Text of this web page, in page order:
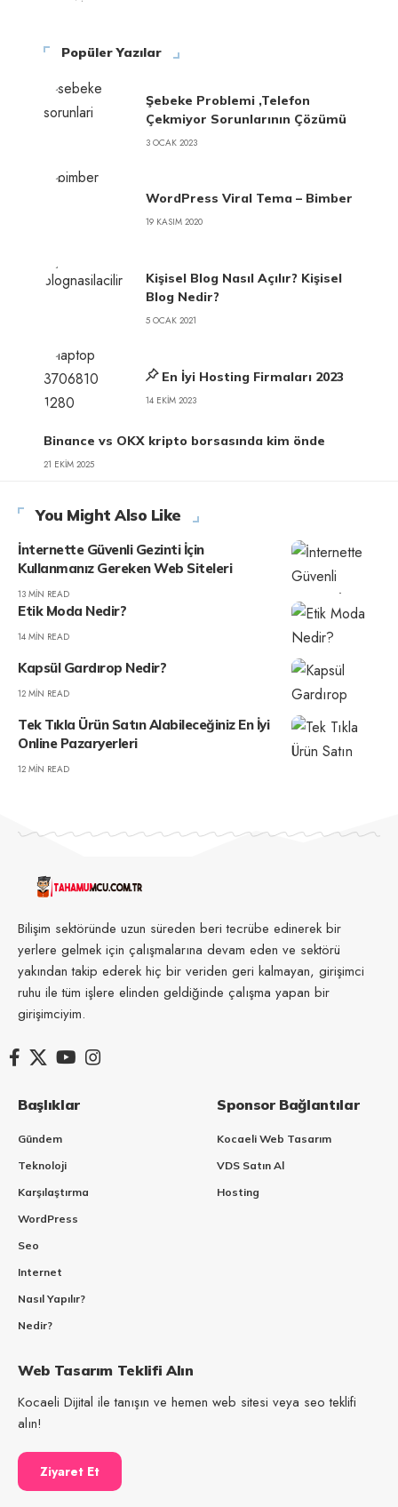
Popüler Yazılar
Şebeke Problemi ,Telefon
Çekmiyor Sorunlarının Çözümü
3 OCAK 2023
WordPress Viral Tema – Bimber
19 KASIM 2020
Kişisel Blog Nasıl Açılır? Kişisel
Blog Nedir?
5 OCAK 2021
En İyi Hosting Firmaları 2023
14 EKIM 2023
Binance vs OKX kripto borsasında kim önde
21 EKIM 2025
You Might Also Like
İnternette Güvenli Gezinti İçin
Kullanmanız Gereken Web Siteleri
13 MIN READ
Etik Moda Nedir?
14 MIN READ
Kapsül Gardırop Nedir?
12 MIN READ
Tek Tıkla Ürün Satın Alabileceğiniz En İyi
Online Pazaryerleri
12 MIN READ
Bilişim sektöründe uzun süreden beri tecrübe edinerek bir
yerlere gelmek için çalışmalarına devam eden ve sektörü
yakından takip ederek hiç bir veriden geri kalmayan, girişimci
ruhu ile tüm işlere elinden geldiğinde çalışma yapan bir
girişimciyim.
Başlıklar
Gündem
Teknoloji
Karşılaştırma
WordPress
Seo
Internet
Nasıl Yapılır?
Nedir?
Sponsor Bağlantılar
Kocaeli Web Tasarım
VDS Satın Al
Hosting
Web Tasarım Teklifi Alın
Kocaeli Dijital ile tanışın ve hemen web sitesi veya seo teklifi
alın!
Ziyaret Et